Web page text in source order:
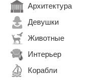
Архитектура
Девушки
Животные
Интерьер
Корабли